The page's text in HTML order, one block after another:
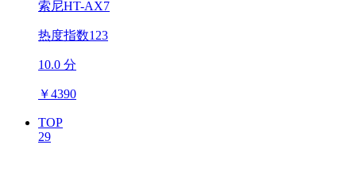
索尼HT-AX7
热度指数123
10.0 分
￥4390
TOP
29